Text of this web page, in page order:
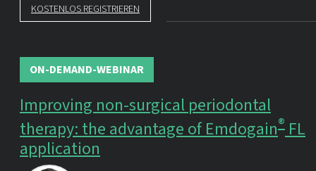
KOSTENLOS REGISTRIEREN
ON-DEMAND-WEBINAR
Improving non-surgical periodontal
therapy: the advantage of Emdogain®FL
application